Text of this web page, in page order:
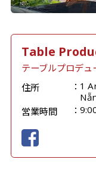
Table
テーブルプロデュ
住所
1
営業時間